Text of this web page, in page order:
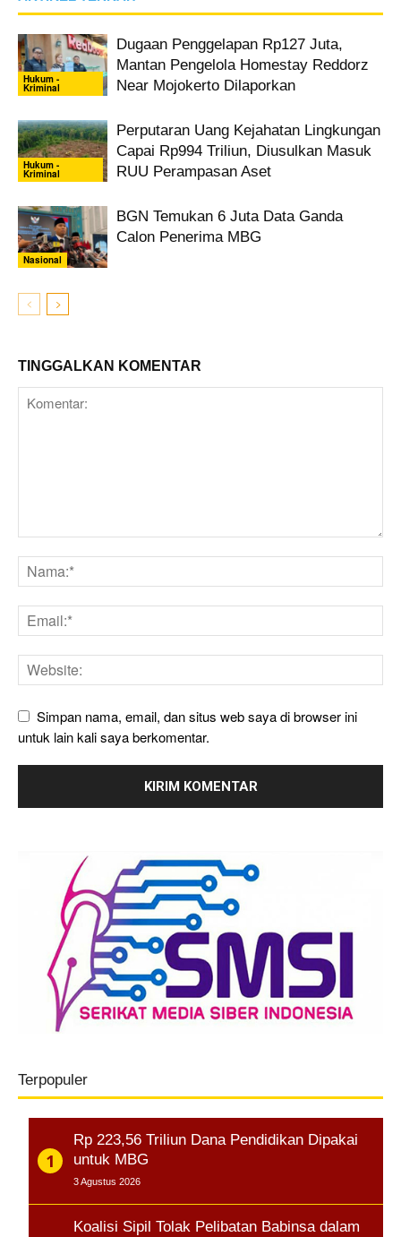
Hukum -
Kriminal
Dugaan Penggelapan Rp127 Juta,
Mantan Pengelola Homestay Reddorz
Near Mojokerto Dilaporkan
Hukum -
Kriminal
Perputaran Uang Kejahatan Lingkungan
Capai Rp994 Triliun, Diusulkan Masuk
RUU Perampasan Aset
Nasional
BGN Temukan 6 Juta Data Ganda
Calon Penerima MBG
TINGGALKAN KOMENTAR
Simpan nama, email, dan situs web saya di browser ini
untuk lain kali saya berkomentar.
Terpopuler
Rp 223,56 Triliun Dana Pendidikan Dipakai
untuk MBG
3 Agustus 2026
Koalisi Sipil Tolak Pelibatan Babinsa dalam